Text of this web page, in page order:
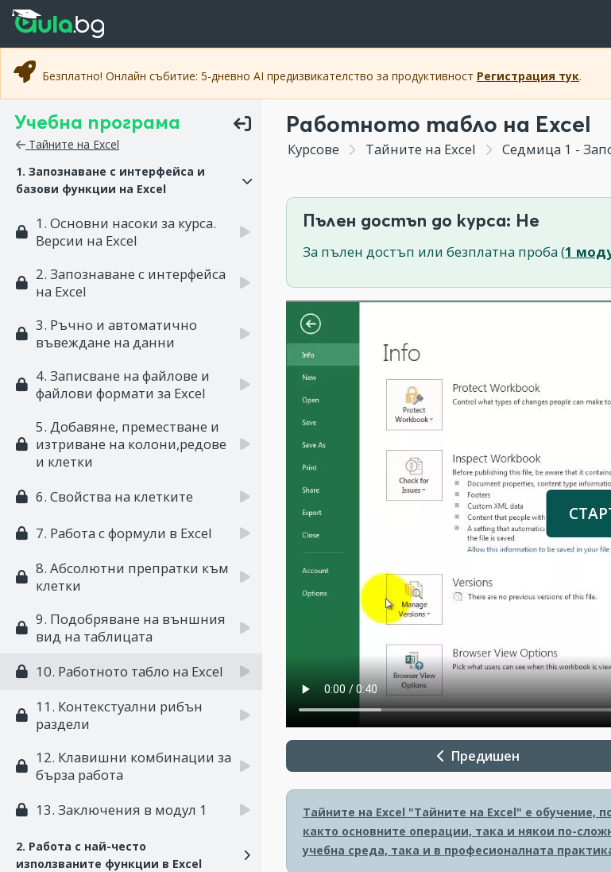
Прескочи към основното съдържание
Прескочи към навигацията
Безплатно! Онлайн събитие: 5-дневно AI предизвикателство за продуктивност Регистрация тук.
Учебна програма
Тайните на Excel
1. Запознаване с интерфейса и
базови функции на Excel
1. Основни насоки за курса.
Версии на Excel
2. Запознаване с интерфейса
на Excel
3. Ръчно и автоматично
въвеждане на данни
4. Записване на файлове и
файлови формати за Excel
5. Добавяне, преместване и
изтриване на колони,редове
и клетки
6. Свойства на клетките
7. Работа с формули в Excel
8. Абсолютни препратки към
клетки
9. Подобряване на външния
вид на таблицата
10. Работното табло на Excel
11. Контекстуални рибън
раздели
12. Клавишни комбинации за
бърза работа
13. Заключения в модул 1
2. Работа с най-често
използваните функции в Excel
Работното табло на Excel
Курсове Тайните на Excel Седмица 1 -
Пълен достъп до курса: Не
За пълен достъп или безплатна проба (1
Предишен
Тайните на Excel "Тайните на Excel" е обучение,
както основните операции, така и някои по-
учебна среда, така и в професионалната